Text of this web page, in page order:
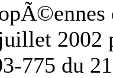
2002
775 du